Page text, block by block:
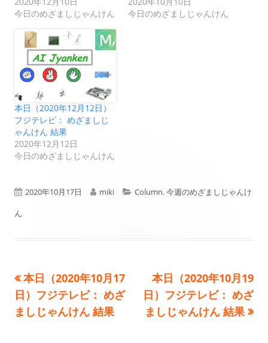
今日のめざましじゃんけん
今日のめざましじゃんけん
本日（2020年12月12日）
フジテレビ： めざましじ
ゃんけん 結果
2020年12月12日
今日のめざましじゃんけん
公
2020年10月17日
作
miki
カ
Column, 今週のめざましじゃんけ
ん
投
稿
前
の
記
本日（2020年10月17
日）フジテレビ： めざ
ましじゃんけん 結果
次
の
記
本日（2020年10月19
日）フジテレビ： めざ
ましじゃんけん 結果